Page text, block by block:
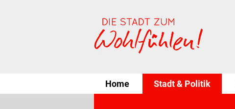
Home Stadt & Politik